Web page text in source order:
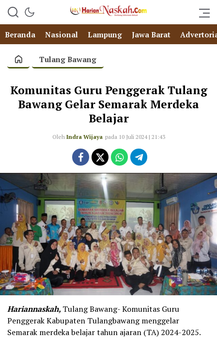
Beranda Nasional Lampung Jawa Barat
Tulang Bawang
Komunitas Guru Penggerak Tulang
Bawang Gelar Semarak Merdeka
Belajar
Oleh Indra Wijaya pada 10 Juli 2024 | 21:43
Hariannaskah, Tulang Bawang- Komunitas Guru
Penggerak Kabupaten Tulangbawang menggelar
Semarak merdeka belajar tahun ajaran (TA) 2024-2025.